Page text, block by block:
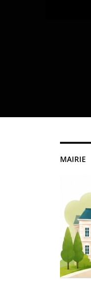
MAIRIE